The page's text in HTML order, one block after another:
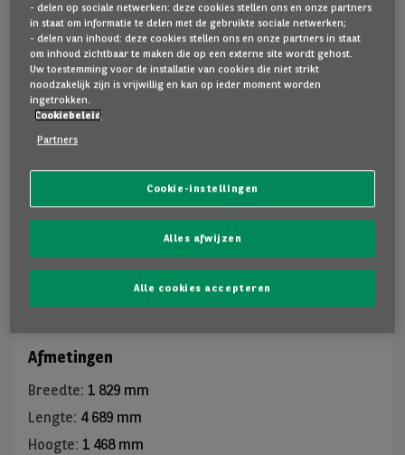
Kenmerken van het voertuig: Skoda
Octavia
61 063 km
Manueel
Categorie
Kleur: Blauw
Aantal plaatsen: 5
Afmetingen
Breedte: 1 829 mm
Lengte: 4 689 mm
Hoogte: 1 468 mm
- delen op sociale netwerken: deze cookies stellen ons en onze partners
in staat om informatie te delen met de gebruikte sociale netwerken;
- delen van inhoud: deze cookies stellen ons en onze partners in staat
om inhoud zichtbaar te maken die op een externe site wordt gehost.
Uw toestemming voor de installatie van cookies die niet strikt
noodzakelijk zijn is vrijwillig en kan op ieder moment worden
ingetrokken.
Cookiebeleid
Partners
Cookie-instellingen
Alles afwijzen
Alle cookies accepteren